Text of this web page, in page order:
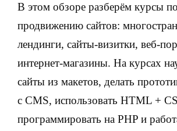
В этом обзоре разберём курсы
продвижению сайтов:
лендинги, сайты-визитки, веб-
интернет-магазины. На курсах
сайты из макетов, делать
с CMS, использовать HTML +
программировать на PHP и